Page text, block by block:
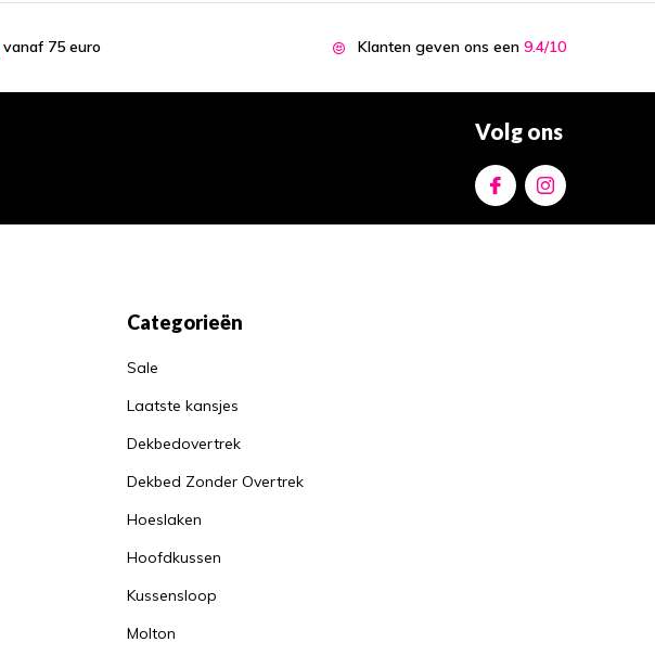
vanaf 75 euro Klanten geven ons een 9.4/10
Volg ons
Categorieën
Sale
Laatste kansjes
Dekbedovertrek
Dekbed Zonder Overtrek
Hoeslaken
Hoofdkussen
Kussensloop
Molton